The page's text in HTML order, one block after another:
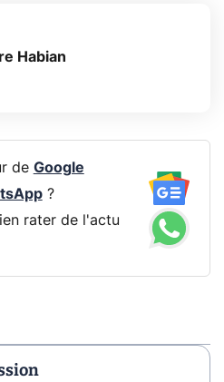
Habian
de Google
?
rater de l'actu